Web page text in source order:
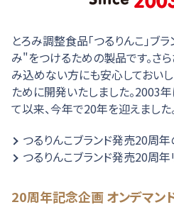
とろみ調整食品「つるりんこ」ブ
み"をつけるための製品です。さ
み込めない方にも安心しておい
ために開発いたしました。2003
て以来、今年で20年を迎えました
つるりんこブランド発売20周
つるりんこブランド発売20周年
20周年記念企画 オンデマン